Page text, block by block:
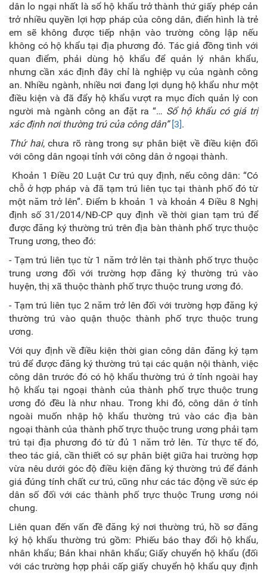
dân lo ngại nhất là sổ hộ khẩu trở thành thứ giấy phép cản
trở nhiều quyền lợi hợp pháp của công dân, điển hình là trẻ
em sẽ không được tiếp nhận vào trường công lập nếu
không có hộ khẩu tại địa phương đó. Tác giả đồng tình với
quan điểm, phải dùng hộ khẩu để quản lý nhân khẩu,
nhưng cần xác định đây chỉ là nghiệp vụ của ngành công
an. Nhiều ngành, nhiều nơi đang lợi dụng hộ khẩu như một
điều kiện và đã đẩy hộ khẩu vượt ra mục đích quản lý con
người mà ngành công an đặt ra “… Sổ hộ khẩu có giá trị
xác định nơi thường trú của công dân” [3].
Thứ hai, chưa rõ ràng trong sự phân biệt về điều kiện đối
với công dân ngoại tỉnh với công dân ở ngoại thành.
Khoản 1 Điều 20 Luật Cư trú quy định, nếu công dân: “Có
chỗ ở hợp pháp và đã tạm trú liên tục tại thành phố đó từ
một năm trở lên”. Điểm b khoản 1 và khoản 4 Điều 8 Nghị
định số 31/2014/NĐ-CP quy định về thời gian tạm trú để
được đăng ký thường trú trên địa bàn thành phố trực thuộc
Trung ương, theo đó:
- Tạm trú liên tục từ 1 năm trở lên tại thành phố trực thuộc
trung ương đối với trường hợp đăng ký thường trú vào
huyện, thị xã thuộc thành phố trực thuộc trung ương đó.
- Tạm trú liên tục 2 năm trở lên đối với trường hợp đăng ký
thường trú vào quận thuộc thành phố trực thuộc trung
ương.
Với quy định về điều kiện thời gian công dân đăng ký tạm
trú để được đăng ký thường trú tại các quận nội thành, việc
công dân trước đó có hộ khẩu thường trú ở tỉnh ngoài hay
hộ khẩu tại ngoại thành của thành phố trực thuộc trung
ương đó đều là như nhau. Trong khi đó, công dân ở tỉnh
ngoài muốn nhập hộ khẩu thường trú vào các địa bàn
ngoại thành của thành phố trực thuộc trung ương phải tạm
trú tại địa phương đó từ đủ 1 năm trở lên. Từ thực tế đó,
theo tác giả, cần thiết có sự phân biệt giữa hai trường hợp
vừa nêu dưới góc độ điều kiện đăng ký thường trú để đánh
giá đúng tính chất cư trú, cũng như các tác động về sức ép
dân số đối với các thành phố trực thuộc Trung ương nói
chung.
Liên quan đến vấn đề đăng ký nơi thường trú, hồ sơ đăng
ký hộ khẩu thường trú gồm: Phiếu báo thay đổi hộ khẩu,
nhân khẩu; Bản khai nhân khẩu; Giấy chuyển hộ khẩu (đối
với các trường hợp phải cấp giấy chuyển hộ khẩu quy định